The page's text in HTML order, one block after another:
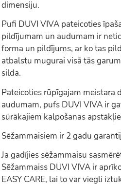
dimensiju.
Pufi DUVI VIVA pateicoties
pildījumam un audumam ir
forma un pildījums, ar ko tas
atbalstu mugurai visā tās
silda.
Pateicoties rūpīgajam meistara
audumam, pufs DUVI VIVA ir
sūrākajiem kalpošanas
Sēžammaisiem ir 2 gadu
Ja gadījies sēžammaisu
Sēžammaiss DUVI VIVA ir
EASY CARE, lai to var viegli